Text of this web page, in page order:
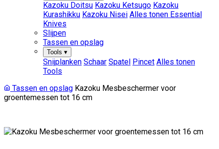
Kazoku Doitsu Kazoku Ketsugo Kazoku
Kurashikku Kazoku Nisei Alles tonen Essential
Knives
Slijpen
Tassen en opslag
Tools ▾
Snijplanken Schaar Spatel Pincet Alles tonen
Tools
Tassen en opslag Kazoku Mesbeschermer voor
groentemessen tot 16 cm